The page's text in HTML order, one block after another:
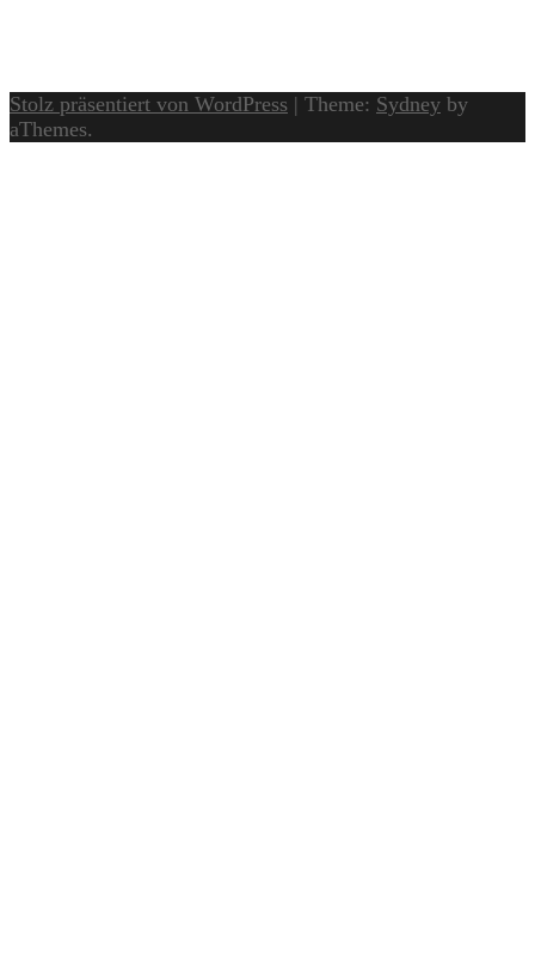
Stolz präsentiert von WordPress | Theme: Sydney by
aThemes.